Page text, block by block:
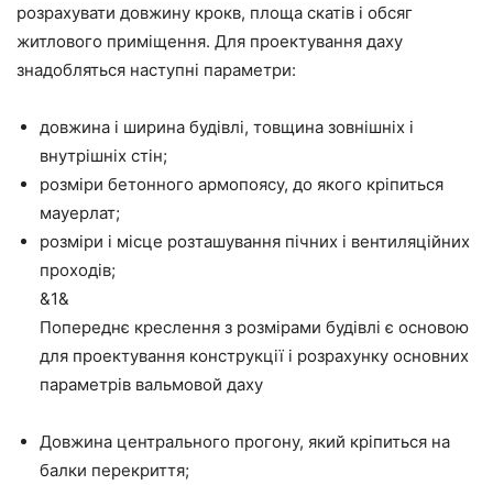
розрахувати довжину крокв, площа скатів і обсяг
житлового приміщення. Для проектування даху
знадобляться наступні параметри:
довжина і ширина будівлі, товщина зовнішніх і
внутрішніх стін;
розміри бетонного армопоясу, до якого кріпиться
мауерлат;
розміри і місце розташування пічних і вентиляційних
проходів;
&1&
Попереднє креслення з розмірами будівлі є основою
для проектування конструкції і розрахунку основних
параметрів вальмовой даху
Довжина центрального прогону, який кріпиться на
балки перекриття;